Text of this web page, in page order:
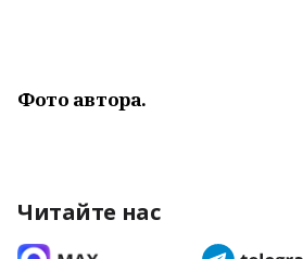
Фото автора.
Читайте нас